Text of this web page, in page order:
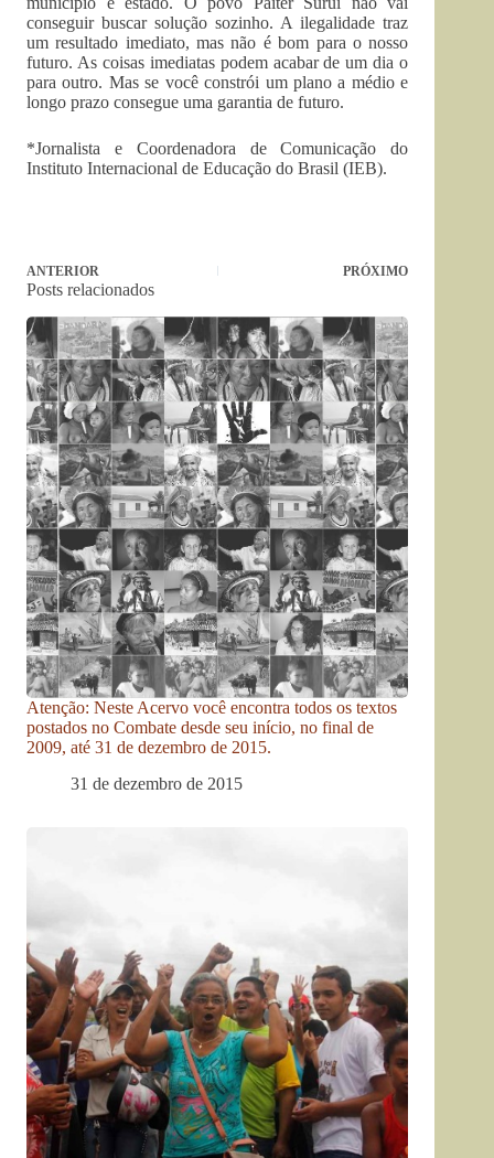
conseguir buscar solução sozinho. A ilegalidade traz
um resultado imediato, mas não é bom para o nosso
futuro. As coisas imediatas podem acabar de um dia o
para outro. Mas se você constrói um plano a médio e
longo prazo consegue uma garantia de futuro.
*Jornalista e Coordenadora de Comunicação do
Instituto Internacional de Educação do Brasil (IEB).
ANTERIOR PRÓXIMO
Posts relacionados
Atenção: Neste Acervo você encontra todos os textos
postados no Combate desde seu início, no final de
2009, até 31 de dezembro de 2015.
31 de dezembro de 2015